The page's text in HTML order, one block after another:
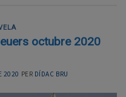
octubre 2020
2020 PER DÍDAC BRU